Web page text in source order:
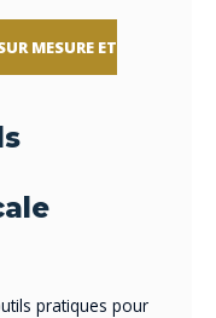
MESURE ET
pratiques pour